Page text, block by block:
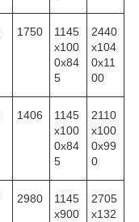
1750
1145
x100
0x84
5
2440
x104
0x11
00
1406
1145
x100
0x84
5
2110
x100
0x99
0
2980
1145
x900
2705
x132